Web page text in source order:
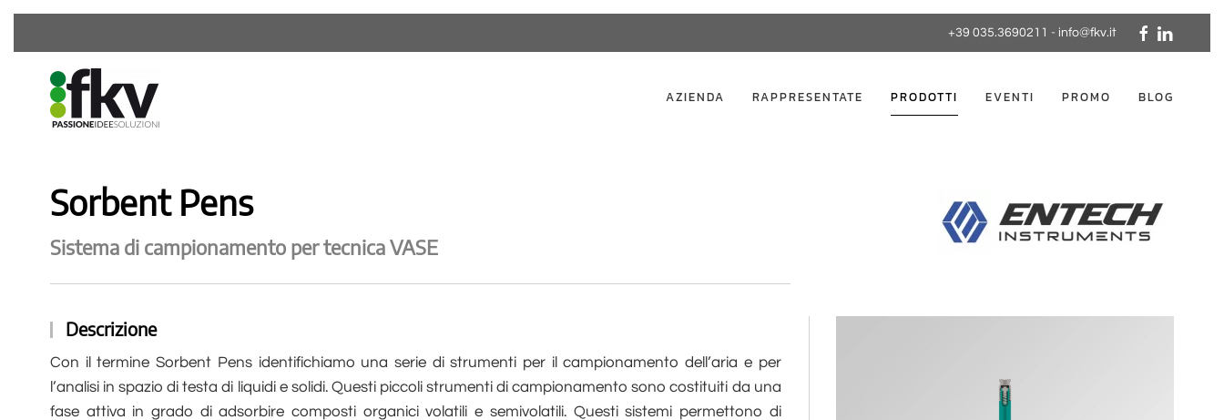
+39 035.3690211 - info@fkv.it
AZIENDA RAPPRESENTATE PRODOTTI EVENTI PROMO BLOG
Sorbent Pens
Sistema di campionamento per tecnica VASE
Descrizione
Con il termine Sorbent Pens identifichiamo una serie di strumenti per il campionamento dell’aria e per
l’analisi in spazio di testa di liquidi e solidi. Questi piccoli strumenti di campionamento sono costituiti da una
fase attiva in grado di adsorbire composti organici volatili e semivolatili. Questi sistemi permettono di